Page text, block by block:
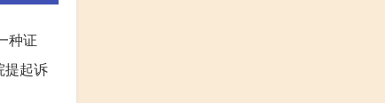
种证
提起诉